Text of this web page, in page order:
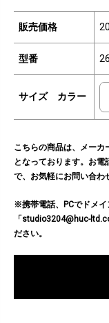
販売価格
型番
サイズ カラー
こちらの商品は、メー
となっております。お
で、お気軽にお問い合わ
※携帯電話、PCでドメ
「studio3204@huc-
ださい。